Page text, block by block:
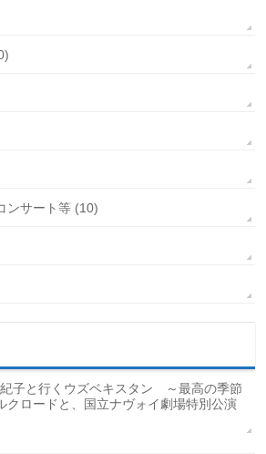
ンサート等 (10)
子と行くウズベキスタン ～最高の季節
クロードと、国立ナヴォイ劇場特別公演